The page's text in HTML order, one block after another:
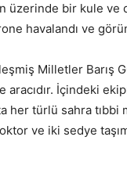
üzerinde bir kule
havalandı ve
Milletler Barış
aracıdır. İçindeki
her türlü sahra tıbbi
ve iki sedye